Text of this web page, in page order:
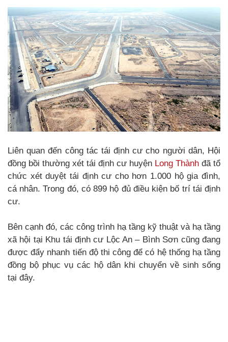
Liên quan đến công tác tái định cư cho người dân, Hội
đồng bồi thường xét tái định cư huyện Long Thành đã tổ
chức xét duyệt tái định cư cho hơn 1.000 hộ gia đình,
cá nhân. Trong đó, có 899 hộ đủ điều kiện bố trí tái định
cư.
Bên cạnh đó, các công trình hạ tầng kỹ thuật và hạ tầng
xã hội tại Khu tái định cư Lộc An – Bình Sơn cũng đang
được đẩy nhanh tiến độ thi công để có hệ thống hạ tầng
đồng bộ phục vụ các hộ dân khi chuyển về sinh sống
tại đây.